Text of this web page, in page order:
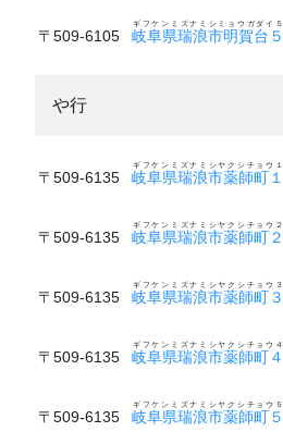
〒509-6105 岐阜県瑞浪市明賀台５
ギフケンミズナミシミョウガダイ５
や行
〒509-6135 岐阜県瑞浪市薬師町１
ギフケンミズナミシヤクシチョウ１
〒509-6135 岐阜県瑞浪市薬師町２
ギフケンミズナミシヤクシチョウ２
〒509-6135 岐阜県瑞浪市薬師町３
ギフケンミズナミシヤクシチョウ３
〒509-6135 岐阜県瑞浪市薬師町４
ギフケンミズナミシヤクシチョウ４
〒509-6135 岐阜県瑞浪市薬師町５
ギフケンミズナミシヤクシチョウ５